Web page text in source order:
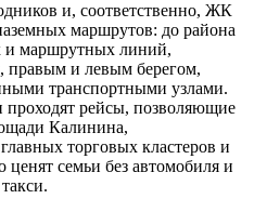
и, соответственно, ЖК
маршрутов: до района
и маршрутных линий,
правым и левым берегом,
транспортными узлами.
рейсы, позволяющие
Калинина,
торговых кластеров и
ценят семьи без автомобиля и